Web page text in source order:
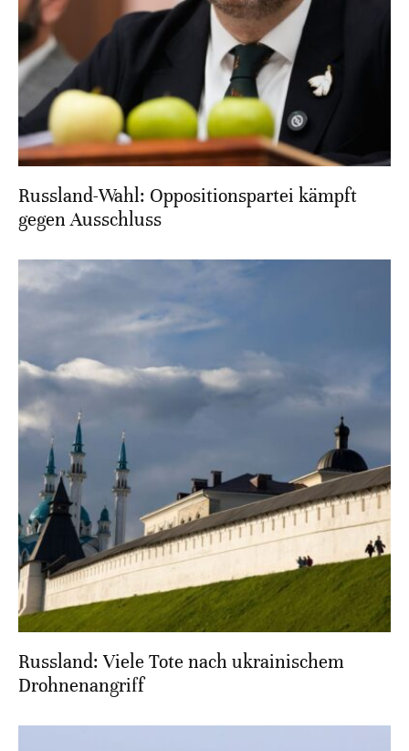
Russland-Wahl: Oppositionspartei kämpft
gegen Ausschluss
Russland: Viele Tote nach ukrainischem
Drohnenangriff